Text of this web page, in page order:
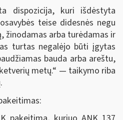
dispozicija, kuri išdėstyta
teise didesnės negu
žinodamas arba turėdamas ir
turtas negalėjo būti įgytas
bauda arba areštu,
metų.“ — taikymo riba